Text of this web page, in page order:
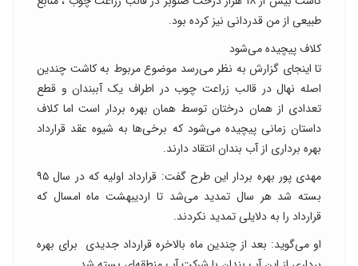
طبیعی از من قدردانی نیز کرده بود.
کلاف پیچیده می‌شود
تا اینجای گزارش به نظر می‌رسد موضوع مربوط به کاشت چندین
اصله نهال در قالب زراعت چوب در اطراف یک آببندان و قطع
تعدادی از همان درختان توسط همان بهره بردار است اما کلاف
داستان زمانی پیچیده می‌شود که برخی‌ها به شیوه عقد قرارداد
بهره برداری از آب بندان انتقاد دارند.
مهدی پور بهره بردار این طرح گفت: قرارداد اولیه که در سال ۹۵
بسته شد هر سال تمدید می‌شد تا اردیبهشت ماه امسال که
قرارداد را به دلایلی تمدید نکردند.
او می‌گوید: بعد از چندین ماه بالاخره قرارداد جدیدی برای بهره